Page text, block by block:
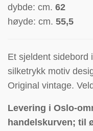
dybde: cm. 62
høyde: cm. 55,5
Et sjeldent sidebord
silketrykk motiv
Original vintage.
Levering i Oslo-
handelskurven; til